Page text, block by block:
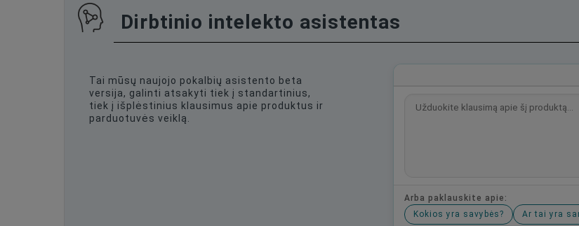
Dirbtinio intelekto asistentas
Tai mūsų naujojo pokalbių asistento beta
versija, galinti atsakyti tiek į standartinius,
tiek į išplėstinius klausimus apie produktus ir
parduotuvės veiklą.
Arba paklauskite apie:
Kokios yra savybės?
Ar tai yra